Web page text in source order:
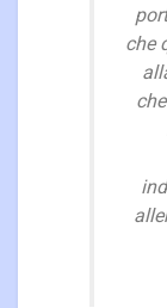
che